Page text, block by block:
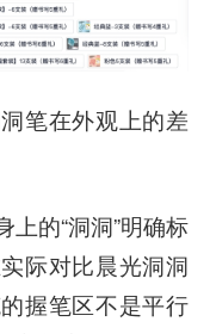
笔在外观上的差
的“洞洞”明确标
际对比晨光洞洞
握笔区不是平行